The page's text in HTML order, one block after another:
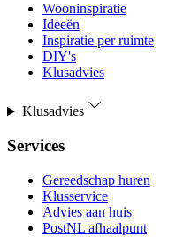
Wooninspiratie
Ideeën
Inspiratie per ruimte
DIY's
Klusadvies
Klusadvies
Services
Gereedschap huren
Klusservice
Advies aan huis
PostNL afhaalpunt